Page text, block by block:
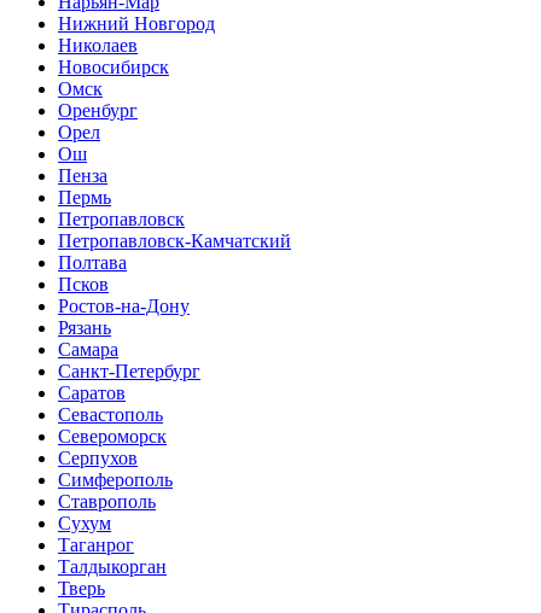
Нижний Новгород
Николаев
Новосибирск
Омск
Оренбург
Орел
Ош
Пенза
Пермь
Петропавловск
Петропавловск-Камчатский
Полтава
Псков
Ростов-на-Дону
Рязань
Самара
Санкт-Петербург
Саратов
Севастополь
Североморск
Серпухов
Симферополь
Ставрополь
Сухум
Таганрог
Tалдыкорган
Тверь